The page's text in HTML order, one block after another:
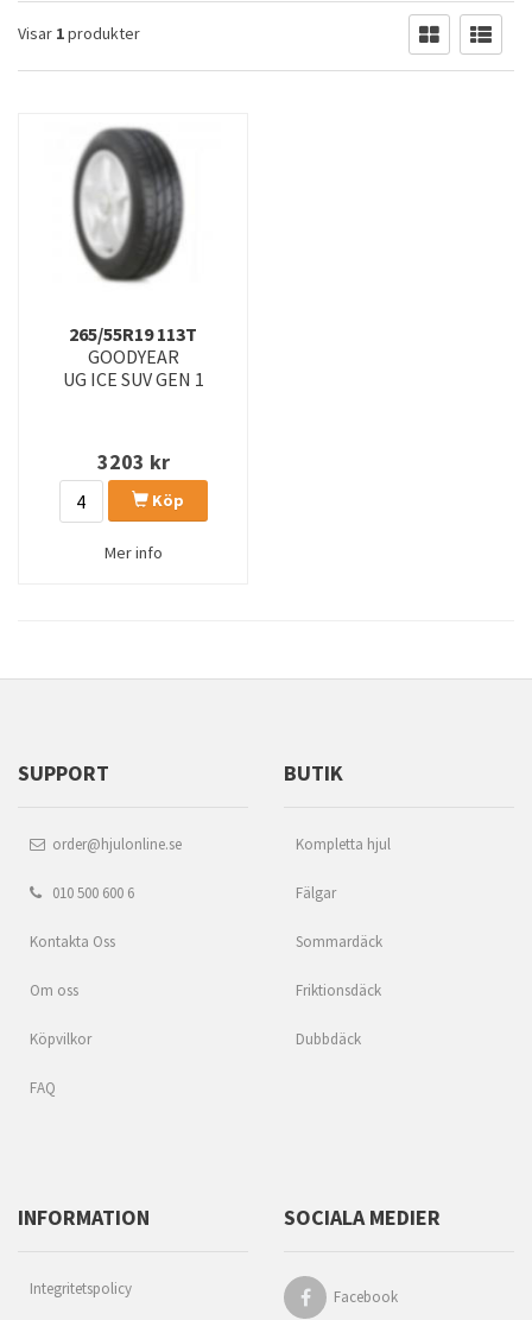
Visar 1produkter
265/55R19 113T
GOODYEAR
UG ICE SUV GEN 1
3203 kr
Köp
Mer info
SUPPORT
order@hjulonline.se
010 500 600 6
Kontakta Oss
Om oss
Köpvilkor
FAQ
BUTIK
Kompletta hjul
Fälgar
Sommardäck
Friktionsdäck
Dubbdäck
INFORMATION
Integritetspolicy
SOCIALA MEDIER
Facebook